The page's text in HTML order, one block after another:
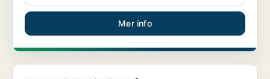
Mer info
Industrilokal i Västerås